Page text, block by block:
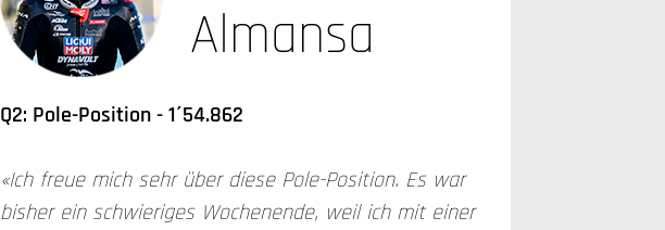
Almansa
Q2: Pole-Position - 1´54.862
«Ich freue mich sehr über diese Pole-Position. Es war
bisher ein schwieriges Wochenende, weil ich mit einer